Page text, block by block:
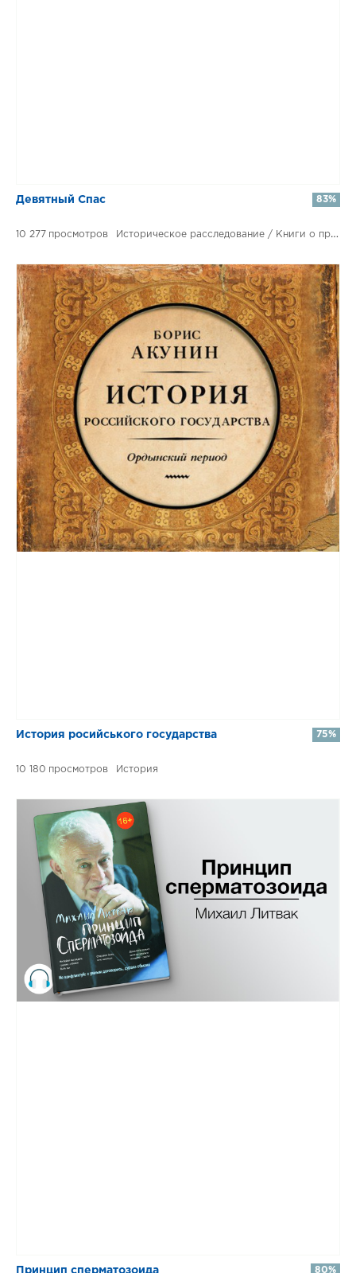
Девятный Спас
10 277 Историческое расследование / Книги о приключениях
83%
​​История росийського государства
10 180 История
75%
Принцип сперматозоида 80%